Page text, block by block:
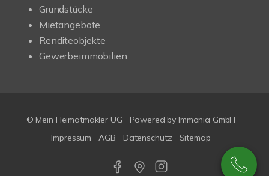
Grundstücke
Mietangebote
Renditeobjekte
Gewerbeimmobilien
© Mein Heimatmakler UG
Powered by Immonia GmbH
Impressum
AGB Datenschutz Sitemap